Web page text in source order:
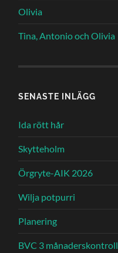
Olivia
Tina, Antonio och Olivia
SENASTE INLÄGG
Ida rött hår
Skytteholm
Örgryte-AIK 2026
Wilja potpurri
Planering
BVC 3 månaderskontroll